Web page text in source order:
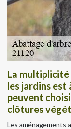
La
les jardins est
peuvent
clôtures
Les aménagements